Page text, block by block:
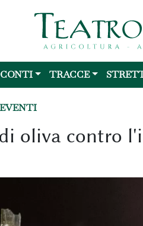
TRACCE
EVENTI
oliva contro